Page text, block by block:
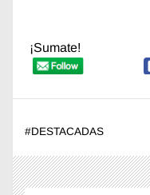
¡Sumate!
#DESTACADAS